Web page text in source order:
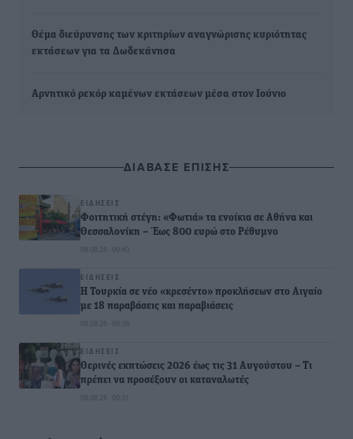
Θέμα διεύρυνσης των κριτηρίων αναγνώρισης κυριότητας
εκτάσεων για τα Δωδεκάνησα
Αρνητικό ρεκόρ καμένων εκτάσεων μέσα στον Ιούνιο
ΔΙΑΒΑΣΕ ΕΠΙΣΗΣ
ΕΙΔΉΣΕΙΣ
Φοιτητική στέγη: «Φωτιά» τα ενοίκια σε Αθήνα και
Θεσσαλονίκη – Έως 800 ευρώ στο Ρέθυμνο
08.08.26 · 09:40
ΕΙΔΉΣΕΙΣ
Η Τουρκία σε νέο «κρεσέντο» προκλήσεων στο Αιγαίο
με 18 παραβάσεις και παραβιάσεις
08.08.26 · 09:36
ΕΙΔΉΣΕΙΣ
Θερινές εκπτώσεις 2026 έως τις 31 Αυγούστου – Τι
πρέπει να προσέξουν οι καταναλωτές
08.08.26 · 09:31